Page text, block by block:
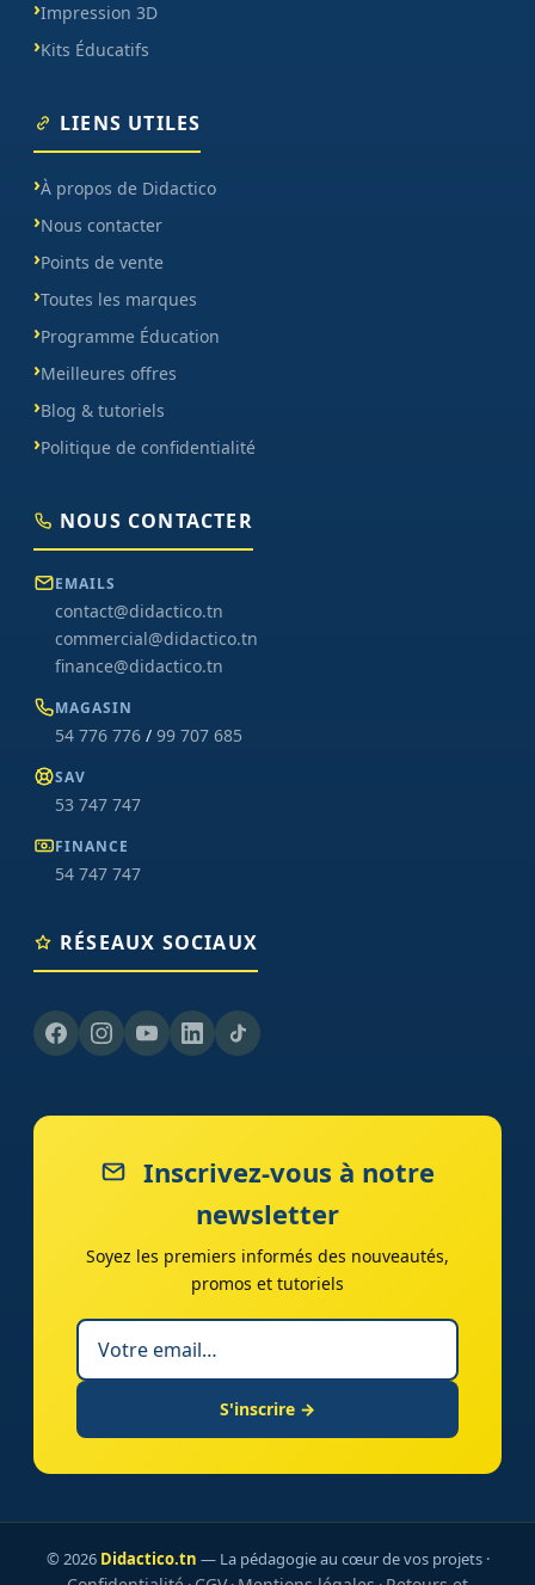
Impression 3D
Kits Éducatifs
LIENS UTILES
À propos de Didactico
Nous contacter
Points de vente
Toutes les marques
Programme Éducation
Meilleures offres
Blog & tutoriels
Politique de confidentialité
NOUS CONTACTER
EMAILS
contact@didactico.tn
commercial@didactico.tn
finance@didactico.tn
MAGASIN
54 776 776 / 99 707 685
SAV
53 747 747
FINANCE
54 747 747
RÉSEAUX SOCIAUX
Inscrivez-vous à notre
newsletter
Soyez les premiers informés des nouveautés,
promos et tutoriels
S'inscrire →
© 2026 Didactico.tn — La pédagogie au cœur de vos projets ·